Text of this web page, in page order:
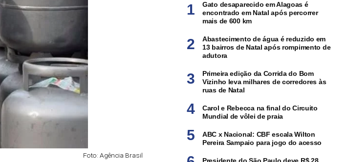
Foto: Agência Brasil
Gato desaparecido em Alagoas é
encontrado em Natal após percorrer
mais de 600 km
Abastecimento de água é reduzido em
13 bairros de Natal após rompimento de
adutora
Primeira edição da Corrida do Bom
Vizinho leva milhares de corredores às
ruas de Natal
Carol e Rebecca na final do Circuito
Mundial de vôlei de praia
ABC x Nacional: CBF escala Wilton
Pereira Sampaio para jogo do acesso